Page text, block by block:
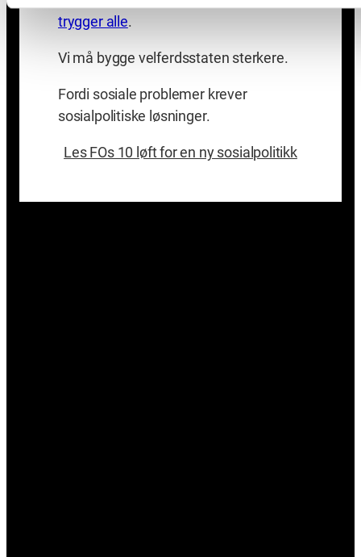
trygger alle.
Vi må bygge velferdsstaten sterkere.
Fordi sosiale problemer krever
sosialpolitiske løsninger.
Les FOs 10 løft for en ny sosialpolitikk